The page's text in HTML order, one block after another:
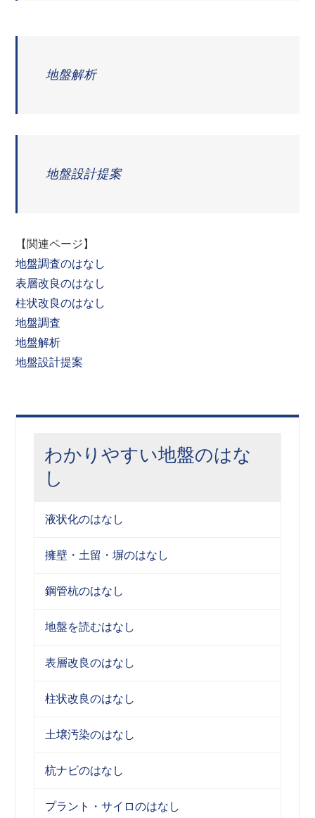
地盤解析
地盤設計提案
【関連ページ】
地盤調査のはなし
表層改良のはなし
柱状改良のはなし
地盤調査
地盤解析
地盤設計提案
わかりやすい地盤のはな
し
液状化のはなし
擁壁・土留・塀のはなし
鋼管杭のはなし
地盤を読むはなし
表層改良のはなし
柱状改良のはなし
土壌汚染のはなし
杭ナビのはなし
プラント・サイロのはなし